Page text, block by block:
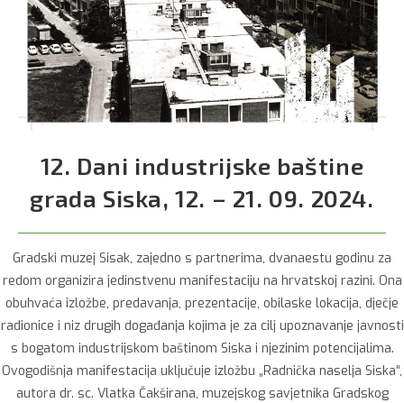
12. Dani industrijske baštine
grada Siska, 12. – 21. 09. 2024.
Gradski muzej Sisak, zajedno s partnerima, dvanaestu godinu za
redom organizira jedinstvenu manifestaciju na hrvatskoj razini. Ona
obuhvaća izložbe, predavanja, prezentacije, obilaske lokacija, dječje
radionice i niz drugih događanja kojima je za cilj upoznavanje javnosti
s bogatom industrijskom baštinom Siska i njezinim potencijalima.
Ovogodišnja manifestacija uključuje izložbu „Radnička naselja Siska“,
autora dr. sc. Vlatka Čakširana, muzejskog savjetnika Gradskog